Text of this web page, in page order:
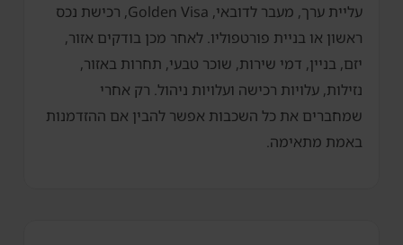
עליית ערך, מעבר לדובאי, Golden Visa, רכישת נכס
ראשון או בניית פורטפוליו. לאחר מכן בודקים אזור,
יזם, בניין, דמי שירות, שוכר טבעי, תחרות באזור,
נזילות, עלויות רכישה ועלויות ניהול. רק אחרי
שמחברים את כל השכבות אפשר להבין אם ההזדמנות
באמת מתאימה.